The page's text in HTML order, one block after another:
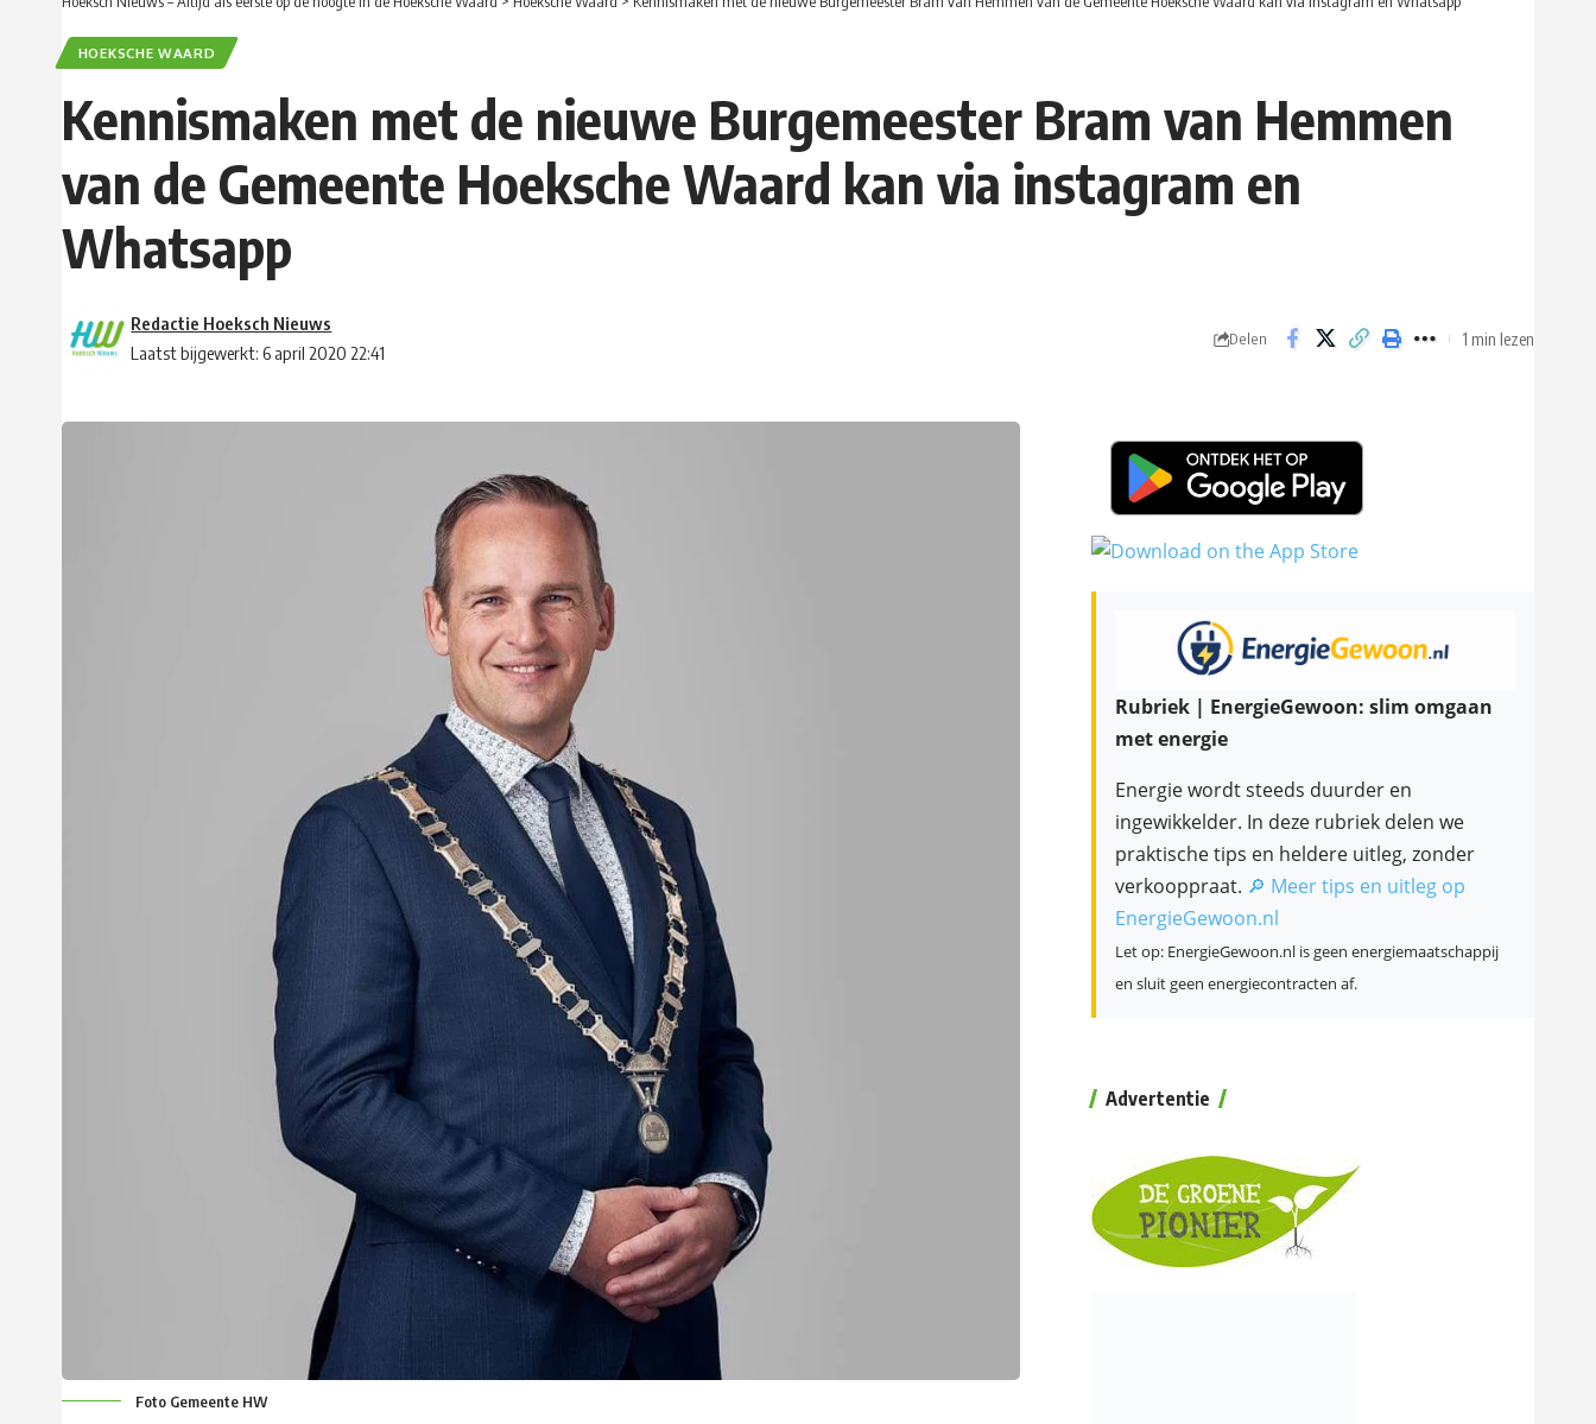
HOEKSCHE WAARD
Kennismaken met de nieuwe Burgemeester Bram van Hemmen
van de Gemeente Hoeksche Waard kan via instagram en
Whatsapp
Laatst bijgewerkt: 6 april 2020 22:41
Redactie Hoeksch Nieuws
Delen 1 min lezen
Foto Gemeente HW
Rubriek | EnergieGewoon: slim omgaan
met energie
Energie wordt steeds duurder en
ingewikkelder. In deze rubriek delen we
praktische tips en heldere uitleg, zonder
verkooppraat. 🔎 Meer tips en uitleg op
EnergieGewoon.nl
Let op: EnergieGewoon.nl is geen energiemaatschappij
en sluit geen energiecontracten af.
Advertentie